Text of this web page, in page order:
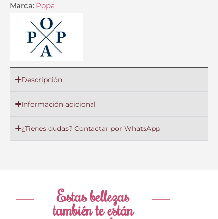
Marca: Popa
Descripción
Información adicional
¿Tienes dudas? Contactar por WhatsApp
Estas bellezas
también te están